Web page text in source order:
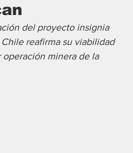
del proyecto insignia
reafirma su viabilidad
operación minera de la